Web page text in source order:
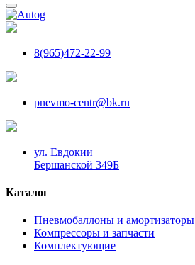
8(965)472-22-99
pnevmo-centr@bk.ru
ул. Евдокии
Бершанской 349Б
Каталог
Пневмобаллоны и амортизаторы
Компрессоры и запчасти
Комплектующие